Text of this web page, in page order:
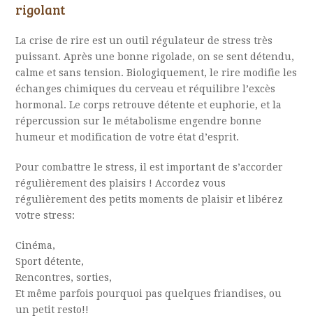
rigolant
La crise de rire est un outil régulateur de stress très
puissant. Après une bonne rigolade, on se sent détendu,
calme et sans tension. Biologiquement, le rire modifie les
échanges chimiques du cerveau et réquilibre l’excès
hormonal. Le corps retrouve détente et euphorie, et la
répercussion sur le métabolisme engendre bonne
humeur et modification de votre état d’esprit.
Pour combattre le stress, il est important de s’accorder
régulièrement des plaisirs ! Accordez vous
régulièrement des petits moments de plaisir et libérez
votre stress:
Cinéma,
Sport détente,
Rencontres, sorties,
Et même parfois pourquoi pas quelques friandises, ou
un petit resto!!